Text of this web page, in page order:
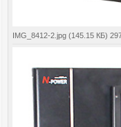
IMG_8412-2.jpg (145.15 КБ)